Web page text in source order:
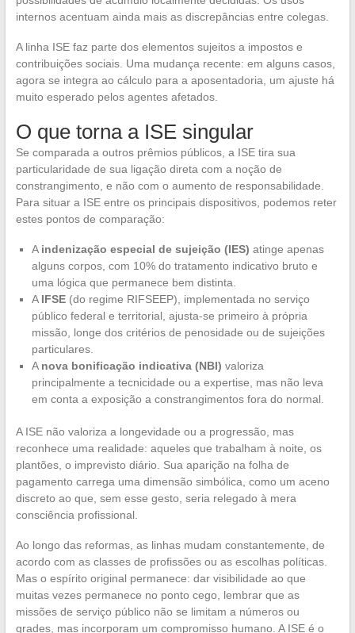
internos acentuam ainda mais as discrepâncias entre colegas.
A linha ISE faz parte dos elementos sujeitos a impostos e
contribuições sociais. Uma mudança recente: em alguns casos,
agora se integra ao cálculo para a aposentadoria, um ajuste há
muito esperado pelos agentes afetados.
O que torna a ISE singular
Se comparada a outros prêmios públicos, a ISE tira sua
particularidade de sua ligação direta com a noção de
constrangimento, e não com o aumento de responsabilidade.
Para situar a ISE entre os principais dispositivos, podemos reter
estes pontos de comparação:
A indenização especial de sujeição (IES) atinge apenas
alguns corpos, com 10% do tratamento indicativo bruto e
uma lógica que permanece bem distinta.
A IFSE(do regime RIFSEEP), implementada no serviço
público federal e territorial, ajusta-se primeiro à própria
missão, longe dos critérios de penosidade ou de sujeições
particulares.
A nova bonificação indicativa (NBI) valoriza
principalmente a tecnicidade ou a expertise, mas não leva
em conta a exposição a constrangimentos fora do normal.
A ISE não valoriza a longevidade ou a progressão, mas
reconhece uma realidade: aqueles que trabalham à noite, os
plantões, o imprevisto diário. Sua aparição na folha de
pagamento carrega uma dimensão simbólica, como um aceno
discreto ao que, sem esse gesto, seria relegado à mera
consciência profissional.
Ao longo das reformas, as linhas mudam constantemente, de
acordo com as classes de profissões ou as escolhas políticas.
Mas o espírito original permanece: dar visibilidade ao que
muitas vezes permanece no ponto cego, lembrar que as
missões de serviço público não se limitam a números ou
grades, mas incorporam um compromisso humano. A ISE é o